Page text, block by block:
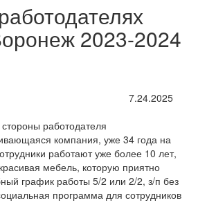
2023-2024
7.24.2025
работодателя
компания, уже 34 года на
работают уже более 10 лет,
мебель, которую приятно
график работы 5/2 или 2/2, з/п без
программа для сотрудников